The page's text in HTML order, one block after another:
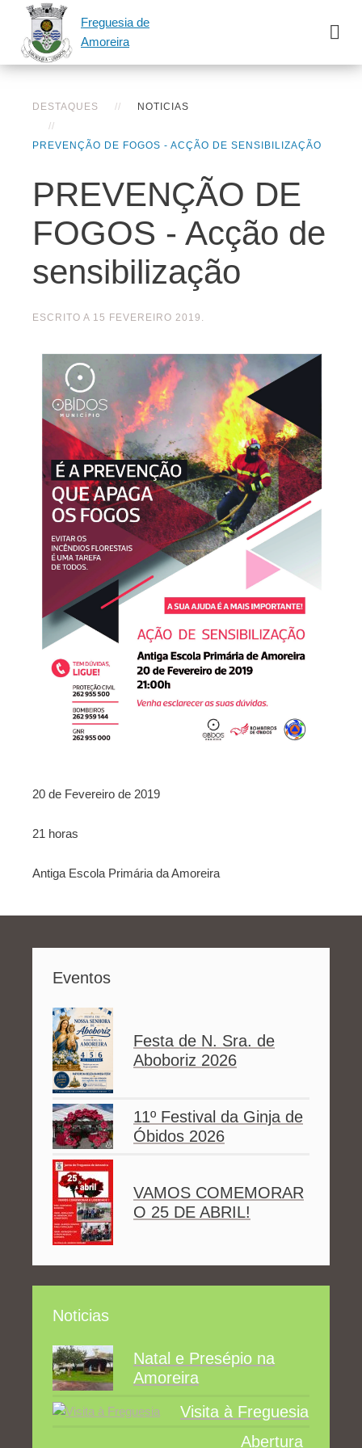
Freguesia de
Amoreira
DESTAQUES NOTICIAS
PREVENÇÃO DE FOGOS - ACÇÃO DE SENSIBILIZAÇÃO
PREVENÇÃO DE
FOGOS - Acção de
sensibilização
ESCRITO A 15 FEVEREIRO 2019 .
20 de Fevereiro de 2019
21 horas
Antiga Escola Primária da Amoreira
Eventos
Festa de N. Sra. de
Aboboriz 2026
11º Festival da Ginja de
Óbidos 2026
VAMOS COMEMORAR
O 25 DE ABRIL!
Noticias
Natal e Presépio na
Amoreira
Visita à Freguesia
Abertura